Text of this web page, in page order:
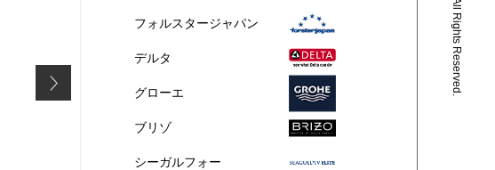
フォルスタージャパン
デルタ
グローエ
ブリゾ
シーガルフォー